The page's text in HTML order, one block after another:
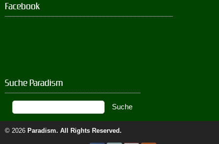
Facebook
Suche Paradism
© 2026 Paradism. All Rights Reserved.